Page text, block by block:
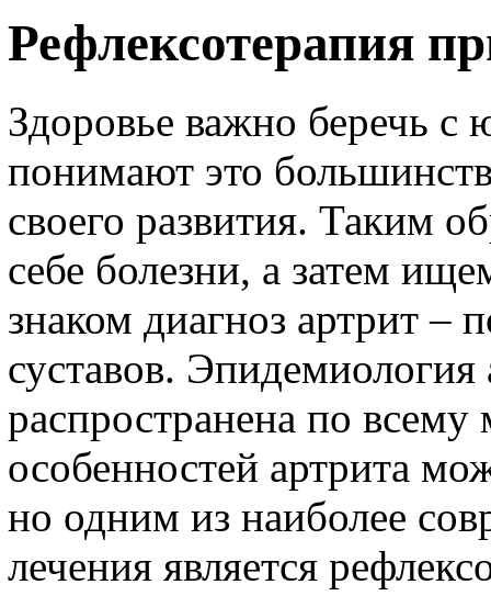
Рефлексотерапия
Здоровье важно беречь с
понимают это
своего развития. Таким
себе болезни, а затем
знаком диагноз артрит –
суставов.
распространена по
особенностей артрита
но одним из наиболее
лечения является